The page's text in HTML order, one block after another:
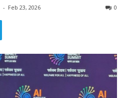
- Feb 23, 2026 0